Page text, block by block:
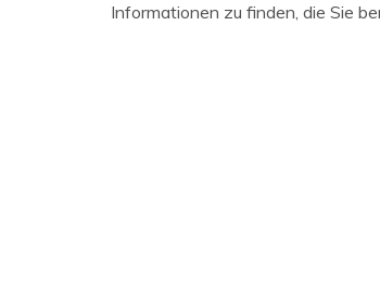
Informationen zu finden, die Sie